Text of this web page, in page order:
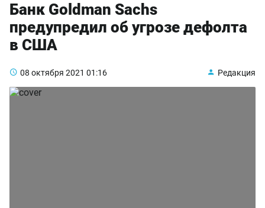
Банк Goldman Sachs
предупредил об угрозе дефолта
в США
08 октября 2021 01:16 Редакция